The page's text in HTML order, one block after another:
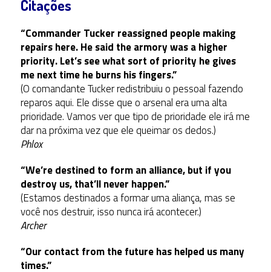
Citações
“Commander Tucker reassigned people making
repairs here. He said the armory was a higher
priority. Let’s see what sort of priority he gives
me next time he burns his fingers.”
(O comandante Tucker redistribuiu o pessoal fazendo
reparos aqui. Ele disse que o arsenal era uma alta
prioridade. Vamos ver que tipo de prioridade ele irá me
dar na próxima vez que ele queimar os dedos.)
Phlox
“We’re destined to form an alliance, but if you
destroy us, that’ll never happen.”
(Estamos destinados a formar uma aliança, mas se
você nos destruir, isso nunca irá acontecer.)
Archer
“Our contact from the future has helped us many
times.”